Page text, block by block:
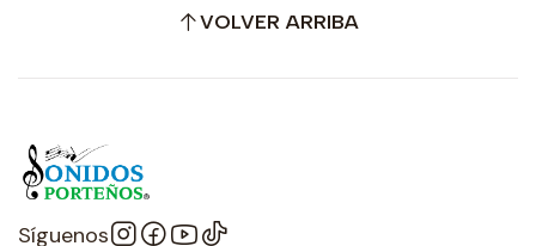
VOLVER ARRIBA
Síguenos